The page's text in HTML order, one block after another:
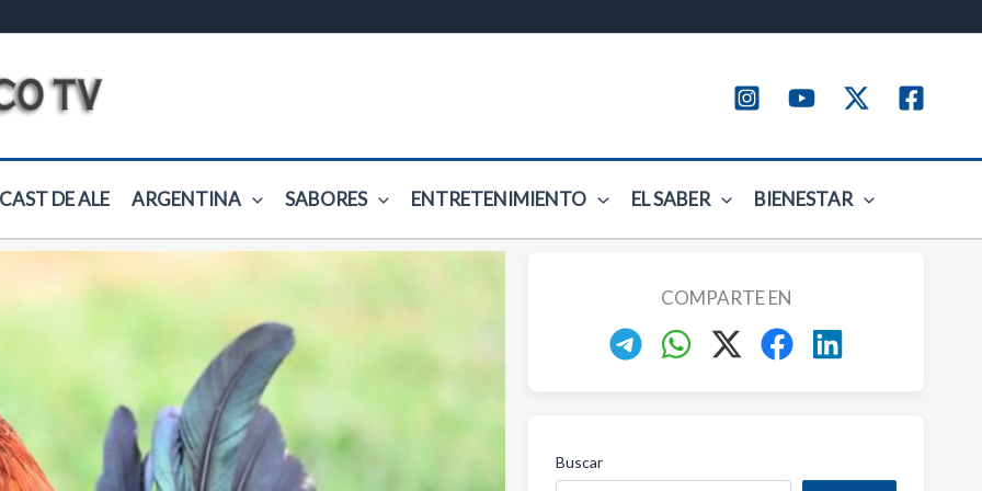
DE ALE ARGENTINA SABORES ENTRETENIMIENTO EL SABER BIENESTAR
COMPARTE EN
Buscar